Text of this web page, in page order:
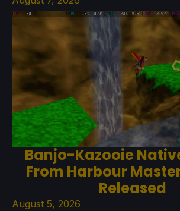
Banjo-Kazooie
From Harbour
Released
August 5, 2026